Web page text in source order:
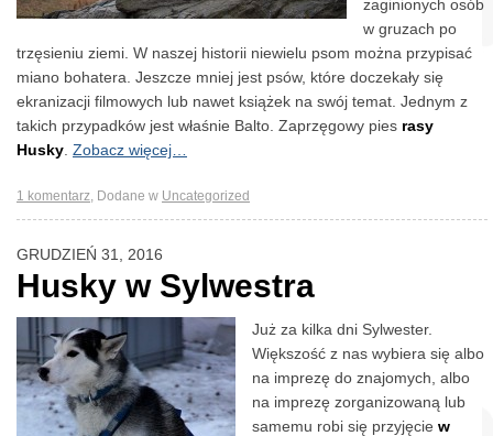
zaginionych osób
w gruzach po
trzęsieniu ziemi. W naszej historii niewielu psom można przypisać
miano bohatera. Jeszcze mniej jest psów, które doczekały się
ekranizacji filmowych lub nawet książek na swój temat. Jednym z
takich przypadków jest właśnie Balto. Zaprzęgowy pies rasy
Husky Zobacz więcej…
1 komentarz Dodane w Uncategorized
GRUDZIEŃ 31, 2016
Husky w Sylwestra
Już za kilka dni Sylwester.
Większość z nas wybiera się albo
na imprezę do znajomych, albo
na imprezę zorganizowaną lub
samemu robi się przyjęcie w